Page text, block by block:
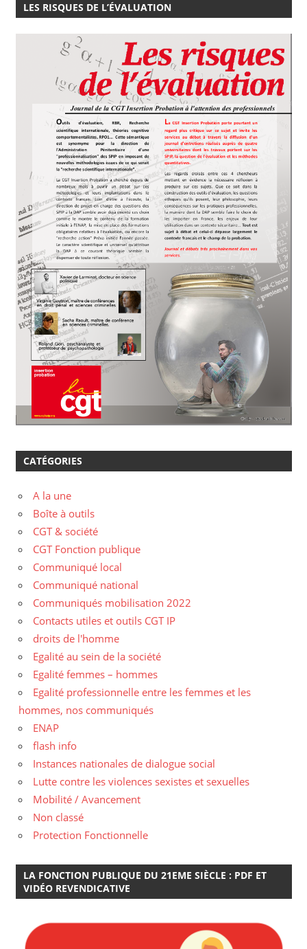
LES RISQUES DE L’ÉVALUATION
CATÉGORIES
A la une
Boîte à outils
CGT & société
CGT Fonction publique
Communiqué local
Communiqué national
Communiqués mobilisation 2022
Contacts utiles et outils CGT IP
droits de l'homme
Egalité au sein de la société
Egalité femmes – hommes
Egalité professionnelle entre les femmes et les
hommes, nos communiqués
ENAP
flash info
Instances nationales de dialogue social
Lutte contre les violences sexistes et sexuelles
Mobilité / Avancement
Non classé
Protection Fonctionnelle
LA FONCTION PUBLIQUE DU 21EME SIÈCLE : PDF ET
VIDÉO REVENDICATIVE